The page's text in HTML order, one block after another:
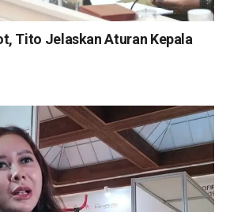
Tito Jelaskan Aturan Kepala